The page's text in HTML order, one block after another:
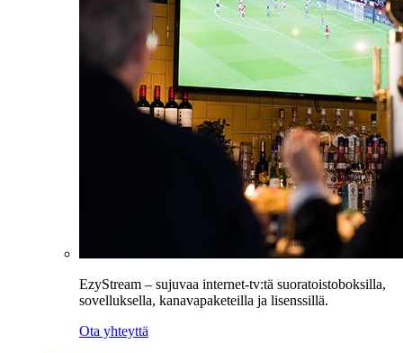
EzyStream – sujuvaa internet-tv:tä suoratoistoboksilla,
sovelluksella, kanavapaketeilla ja lisenssillä.
Ota yhteyttä